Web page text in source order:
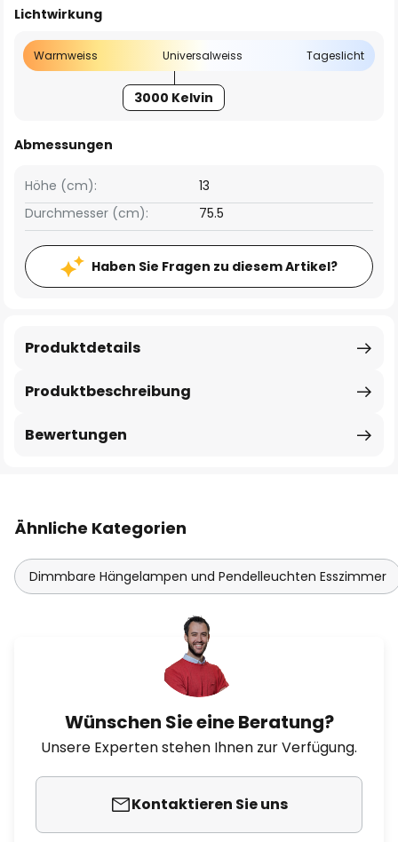
Lichtwirkung
Warmweiss Universalweiss Tageslicht
3000 Kelvin
Abmessungen
Höhe (cm):
13
Durchmesser (cm):
75.5
Haben Sie Fragen zu diesem Artikel?
Produktbeschreibung
Produktdetails
Bewertungen
Ähnliche Kategorien
Dimmbare Hängelampen und Pendelleuchten Esszimmer
Wünschen Sie eine Beratung?
Unsere Experten stehen Ihnen zur Verfügung.
Kontaktieren Sie uns